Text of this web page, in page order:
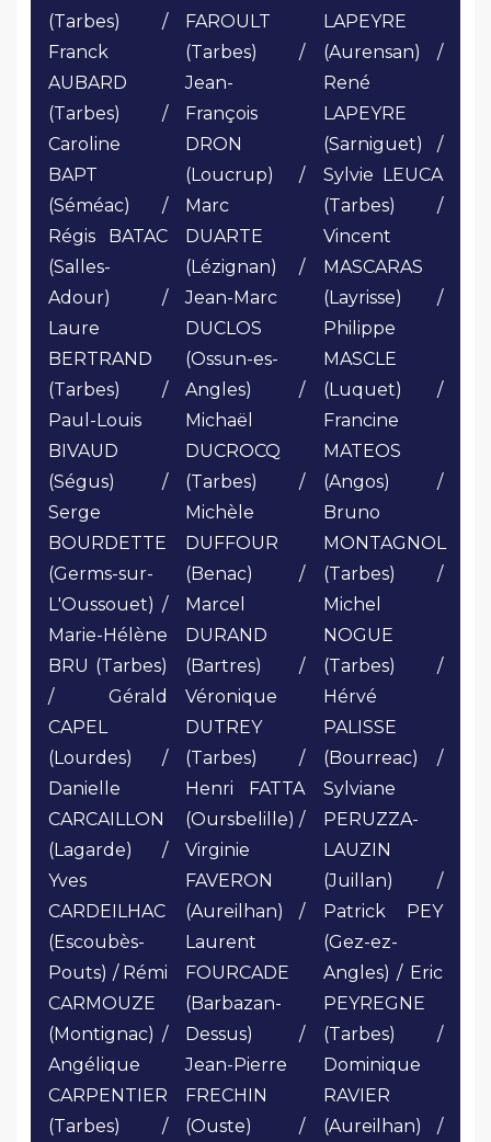
(Tarbes) /
Franck
AUBARD
(Tarbes) /
Caroline
BAPT
(Séméac) /
Régis BATAC
(Salles-
Adour) /
Laure
BERTRAND
(Tarbes) /
Paul-Louis
BIVAUD
(Ségus) /
Serge
BOURDETTE
(Germs-sur-
L'Oussouet) /
Marie-Hélène
BRU (Tarbes)
/ Gérald
CAPEL
(Lourdes) /
Danielle
CARCAILLON
(Lagarde) /
Yves
CARDEILHAC
(Escoubès-
Pouts) / Rémi
CARMOUZE
(Montignac) /
Angélique
CARPENTIER
(Tarbes) /
FAROULT
(Tarbes) /
Jean-
François
DRON
(Loucrup) /
Marc
DUARTE
(Lézignan) /
Jean-Marc
DUCLOS
(Ossun-es-
Angles) /
Michaël
DUCROCQ
(Tarbes) /
Michèle
DUFFOUR
(Benac) /
Marcel
DURAND
(Bartres) /
Véronique
DUTREY
(Tarbes) /
Henri FATTA
(Oursbelille) /
Virginie
FAVERON
(Aureilhan) /
Laurent
FOURCADE
(Barbazan-
Dessus) /
Jean-Pierre
FRECHIN
(Ouste) /
LAPEYRE
(Aurensan) /
René
LAPEYRE
(Sarniguet) /
Sylvie LEUCA
(Tarbes) /
Vincent
MASCARAS
(Layrisse) /
Philippe
MASCLE
(Luquet) /
Francine
MATEOS
(Angos) /
Bruno
MONTAGNOL
(Tarbes) /
Michel
NOGUE
(Tarbes) /
Hérvé
PALISSE
(Bourreac) /
Sylviane
PERUZZA-
LAUZIN
(Juillan) /
Patrick PEY
(Gez-ez-
Angles) / Eric
PEYREGNE
(Tarbes) /
Dominique
RAVIER
(Aureilhan) /